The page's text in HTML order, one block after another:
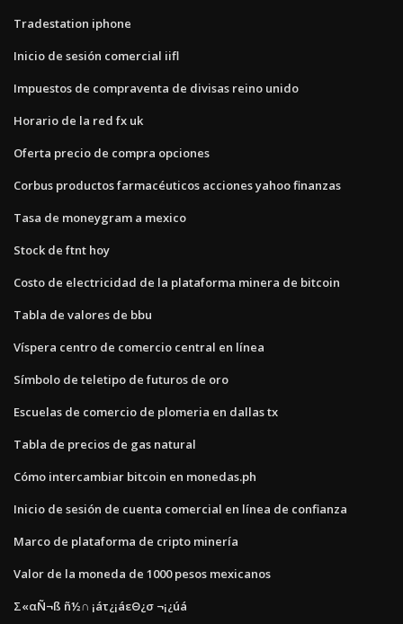
Tradestation iphone
Inicio de sesión comercial iifl
Impuestos de compraventa de divisas reino unido
Horario de la red fx uk
Oferta precio de compra opciones
Corbus productos farmacéuticos acciones yahoo finanzas
Tasa de moneygram a mexico
Stock de ftnt hoy
Costo de electricidad de la plataforma minera de bitcoin
Tabla de valores de bbu
Víspera centro de comercio central en línea
Símbolo de teletipo de futuros de oro
Escuelas de comercio de plomeria en dallas tx
Tabla de precios de gas natural
Cómo intercambiar bitcoin en monedas.ph
Inicio de sesión de cuenta comercial en línea de confianza
Marco de plataforma de cripto minería
Valor de la moneda de 1000 pesos mexicanos
Σ«αÑ¬ß ñ½∩ ¡áτ¿¡áεΘ¿σ ¬¡¿úá